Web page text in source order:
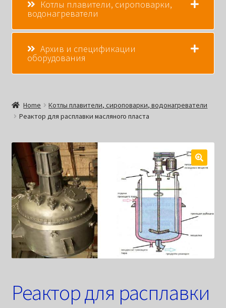
Котлы плавители, сироповарки,
водонагреватели
Архив и спецификации
оборудования
Home
Котлы плавители, сироповарки, водонагреватели
Реактор для расплавки масляного пласта
Реактор для расплавки